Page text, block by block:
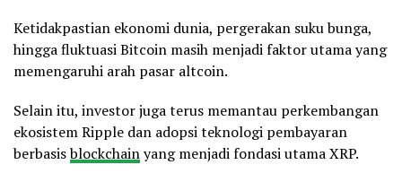
Ketidakpastian ekonomi dunia, pergerakan suku bunga,
hingga fluktuasi Bitcoin masih menjadi faktor utama yang
memengaruhi arah pasar altcoin.
Selain itu, investor juga terus memantau perkembangan
ekosistem Ripple dan adopsi teknologi pembayaran
berbasisblockchainyang menjadi fondasi utama XRP.